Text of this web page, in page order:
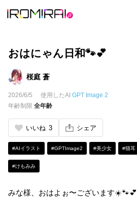
おはにゃん日和🐾💕
桜庭 蒼
2026/6/5 使用したAI GPT Image 2
年齢制限 全年齢
いいね 3 シェア
#AIイラスト #GPTImage2 #美少女 #猫耳
#けもみみ
みな様、おはよぉ〜ございます☀️🐾💕